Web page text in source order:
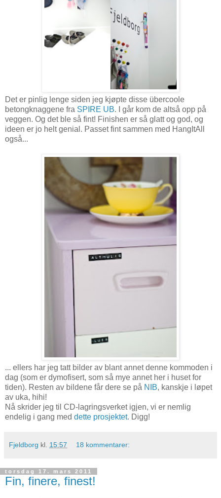
Det er pinlig lenge siden jeg kjøpte disse übercoole
betongknaggene fra SPIRE UB. I går kom de altså opp på
veggen. Og det ble så fint! Finishen er så glatt og god, og
ideen er jo helt genial. Passet fint sammen med HangItAll
også...
... ellers har jeg tatt bilder av blant annet denne kommoden i
dag (som er dymofisert, som så mye annet her i huset for
tiden). Resten av bildene får dere se på NIB, kanskje i løpet
av uka, hihi!
Nå skrider jeg til CD-lagringsverket igjen, vi er nemlig
endelig i gang med dette prosjektet. Digg!
Fjeldborg kl. 15:57 18 kommentarer:
torsdag 17. mars 2011
Fin, finere, finest!